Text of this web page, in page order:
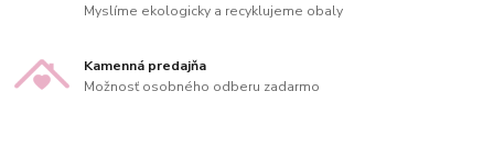
Myslíme ekologicky a recyklujeme obaly
Kamenná predajňa
Možnosť osobného odberu zadarmo